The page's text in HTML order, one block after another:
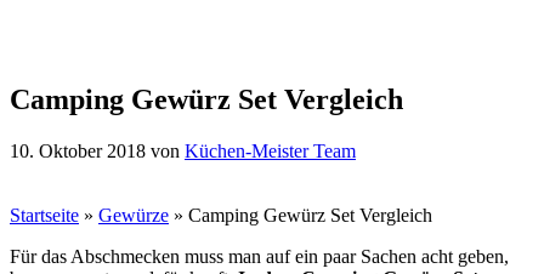
Camping Gewürz Set Vergleich
10. Oktober 2018 von Küchen-Meister Team
Startseite » Gewürze » Camping Gewürz Set Vergleich
Für das Abschmecken muss man auf ein paar Sachen acht geben,